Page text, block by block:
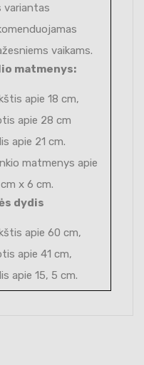
variantas
vaikams.
matmenys:
apie 18 cm,
apie 28 cm
apie 21 cm.
matmenys apie
x 6 cm.
dydis
apie 60 cm,
apie 41 cm,
apie 15, 5 cm.